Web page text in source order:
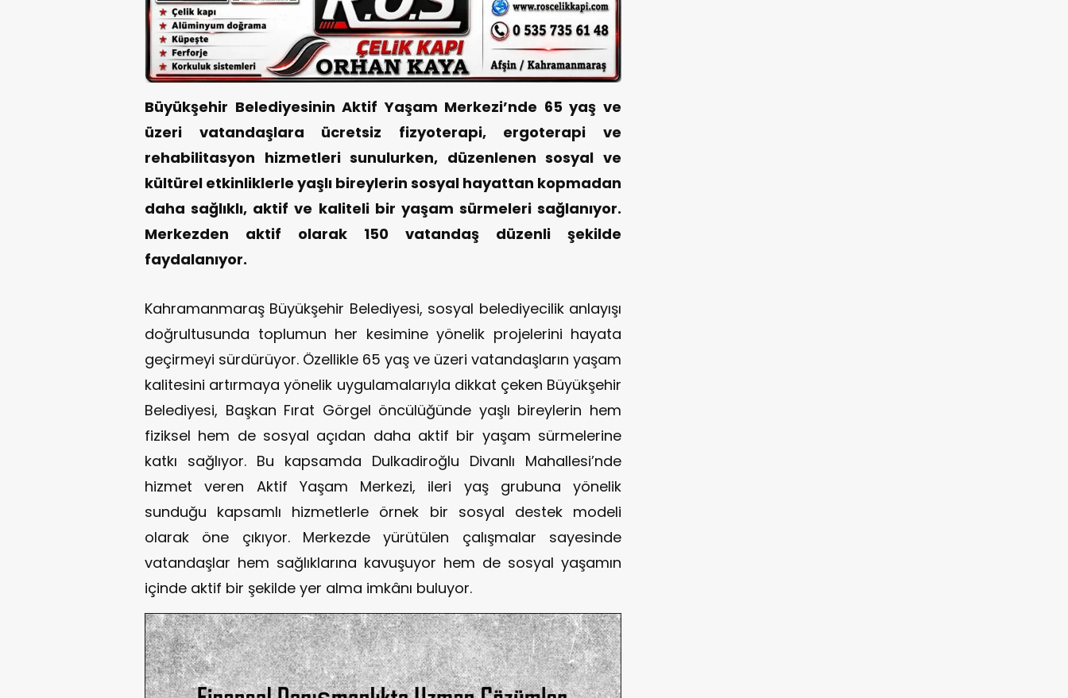
Büyükşehir Belediyesinin Aktif Yaşam Merkezi’nde 65 yaş ve
üzeri vatandaşlara ücretsiz fizyoterapi, ergoterapi ve
rehabilitasyon hizmetleri sunulurken, düzenlenen sosyal ve
kültürel etkinliklerle yaşlı bireylerin sosyal hayattan kopmadan
daha sağlıklı, aktif ve kaliteli bir yaşam sürmeleri sağlanıyor.
Merkezden aktif olarak 150 vatandaş düzenli şekilde
faydalanıyor.
Kahramanmaraş Büyükşehir Belediyesi, sosyal belediyecilik anlayışı
doğrultusunda toplumun her kesimine yönelik projelerini hayata
geçirmeyi sürdürüyor. Özellikle 65 yaş ve üzeri vatandaşların yaşam
kalitesini artırmaya yönelik uygulamalarıyla dikkat çeken Büyükşehir
Belediyesi, Başkan Fırat Görgel öncülüğünde yaşlı bireylerin hem
fiziksel hem de sosyal açıdan daha aktif bir yaşam sürmelerine
katkı sağlıyor. Bu kapsamda Dulkadiroğlu Divanlı Mahallesi’nde
hizmet veren Aktif Yaşam Merkezi, ileri yaş grubuna yönelik
sunduğu kapsamlı hizmetlerle örnek bir sosyal destek modeli
olarak öne çıkıyor. Merkezde yürütülen çalışmalar sayesinde
vatandaşlar hem sağlıklarına kavuşuyor hem de sosyal yaşamın
içinde aktif bir şekilde yer alma imkânı buluyor.